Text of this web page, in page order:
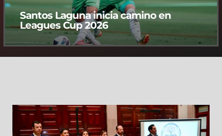
Santos Laguna inicia camino en
Leagues Cup 2026